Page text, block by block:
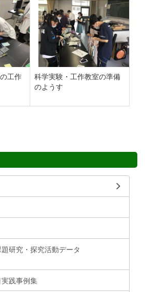
工作
科学実験・工作教室の準備
のようす
題研究・探究活動データ
践事例集